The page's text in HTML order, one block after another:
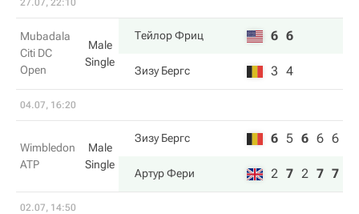
27.07, 22:10
Mubadala
Citi DC
Open
Male
Single
Тейлор Фриц 6 6
Зизу Бергс 3 4
04.07, 16:20
Wimbledon
ATP
Male
Single
Зизу Бергс 6 5 6 6 6
Артур Фери 2 7 2 7 7
02.07, 14:50